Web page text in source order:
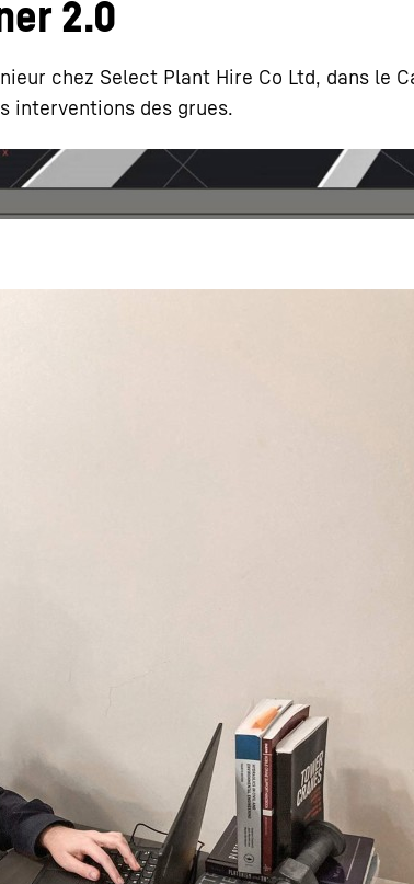
2.0
chez Select Plant Hire Co Ltd, dans le
interventions des grues.